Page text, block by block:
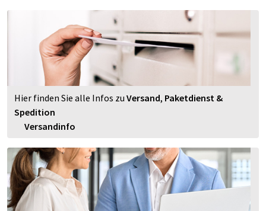
Hier finden Sie alle Infos zu Versand, Paketdienst &
Spedition
Versandinfo